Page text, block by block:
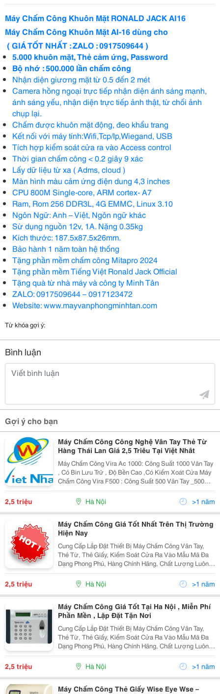
Máy Chấm Công Khuôn Mặt RONALD JACK AI16
Máy Chấm Công Khuôn Mặt AI-16 dùng cho
( GIÁ TỐT NHẤT : ZALO : 0917509644 )
5.000 khuôn mặt, Thẻ cảm ứng, Password
Bộ nhớ : 500.000 lần chấm công
Nhận diện giương mặt từ 0.5 đến 2 mét
Camera hồng ngoại trực tiếp nhận diện ánh sáng mạnh,
ánh sáng yếu, nhận diện trực tiếp ảnh thật, từ chối ảnh
chụp lại.
Chấm được khuôn mặt động, đeo khẩu trang
Kết nối với máy tính:Wifi,Tcp/Ip,Wiegand, USB
Tích hợp kiểm soát cửa ra vào Access control
Thời gian chấm công < 0.2 giây 9 xác
Lấy dữ liệu từ xa ( Adms, cloud )
Màn hình màu cảm ứng điện dung 4,3 inches
CPU 800M Single-core, ARM cortex- A7
Ram, Rom 256 DDR3L, 4G EMMC, Linux 3.10
Ngôn Ngữ: Anh – Việt, Ngôn ngữ khác
Sừ dụng nguồn 12v, 1A. Nặng 0.35kg
Kích thước: 187.5x87.5x26mm.
Bảo hành 1 năm toàn hệ thống
Tặng phần mềm chấm công Mitapro 2024
Tặng phần mềm Tiếng Việt Ronald Jack Official
Tặng quà từ nhà máy và công ty Minh Tân
ZALO: 0917509644 – 0917123472
Website: www.mayvanphongminhtan.com
Từ khóa gợi ý:
Bình luận
Gợi ý cho bạn
Máy Chấm Công Công Nghệ Vân Tay Thẻ Từ
Hàng Thái Lan Giá 2,5 Triêu Tại Việt Nhât
Máy Chấm Công Vira Ac 1000: Công Suất 1000 Vân Tay
, Có Bin Lưu Trữ , Độ Bền Cao ,Có Kiểm Xoát Cửa Máy
Chấm Công Vira F500 : Công Suất 500 Vân Tay _500
Thẻ Từ ,Đơn Giản Dễ Sử Dụng Chất Lượng Tốt Chỉ Có
Ở Công Ty Cổ Phần Đầu Tư Thương Mại Và Sản
2,5 triệu Hà Nội >1 năm
Máy Chấm Công Giá Tốt Nhất Trên Thị Trường
Hiện Nay
Cung Cấp Lắp Đặt Thiết Bị Máy Chấm Công Vân Tay,
Thẻ Từ, Thẻ Giấy, Kiểm Soát Cửa Ra Vào Mẫu Mã Đa
Dạng Phong Phú, Hàng Chính Hãng, Chất Lượng Luôn
Đảm Bảo Đuợc Đánh Giá Hàng Đầu Trong Khu Vực
Trong Nhiều Năm Liền Tel 04.39879167 - 0902.199.5
2,5 triệu Hà Nội >1 năm
Máy Chấm Công Giá Tốt Tại Ha Nội , Miễn Phí
Phần Mền , Lặp Đặt Tận Nơi
Cung Cấp Lắp Đặt Thiết Bị Máy Chấm Công Vân Tay,
Thẻ Từ, Thẻ Giấy, Kiểm Soát Cửa Ra Vào Mẫu Mã Đa
Dạng Phong Phú, Hàng Chính Hãng, Chất Lượng Luôn
Đảm Bảo Đuợc Đánh Giá Hàng Đầu Trong Khu Vực
Trong Nhiều Năm Liền Tel 04.39879167 - 0902.199.5
2,5 triệu Hà Nội >1 năm
Máy Chấm Công Thẻ Giấy Wise Eye Wse –